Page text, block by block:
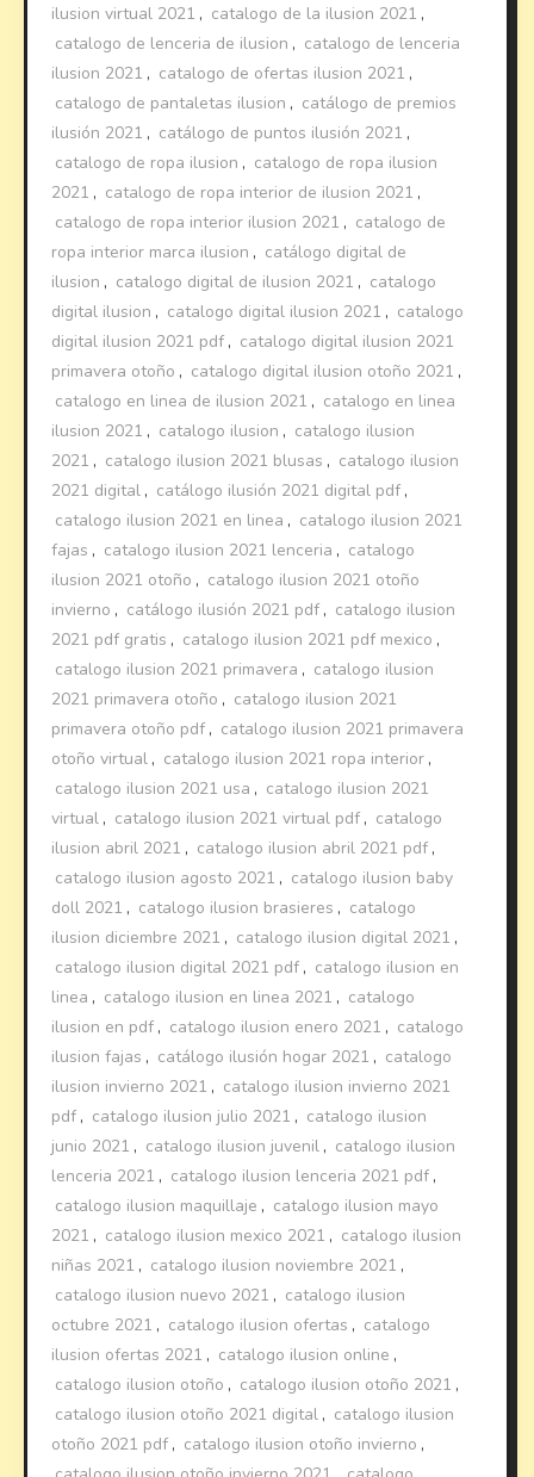
ilusion virtual 2021 , catalogo de la ilusion 2021 ,
catalogo de lenceria de ilusion , catalogo de lenceria
ilusion 2021 , catalogo de ofertas ilusion 2021 ,
catalogo de pantaletas ilusion , catálogo de premios
ilusión 2021 , catálogo de puntos ilusión 2021 ,
catalogo de ropa ilusion , catalogo de ropa ilusion
2021 , catalogo de ropa interior de ilusion 2021 ,
catalogo de ropa interior ilusion 2021 , catalogo de
ropa interior marca ilusion , catálogo digital de
ilusion , catalogo digital de ilusion 2021 , catalogo
digital ilusion , catalogo digital ilusion 2021 , catalogo
digital ilusion 2021 pdf , catalogo digital ilusion 2021
primavera otoño , catalogo digital ilusion otoño 2021 ,
catalogo en linea de ilusion 2021 , catalogo en linea
ilusion 2021 , catalogo ilusion , catalogo ilusion
2021 , catalogo ilusion 2021 blusas , catalogo ilusion
2021 digital , catálogo ilusión 2021 digital pdf ,
catalogo ilusion 2021 en linea , catalogo ilusion 2021
fajas , catalogo ilusion 2021 lenceria , catalogo
ilusion 2021 otoño , catalogo ilusion 2021 otoño
invierno , catálogo ilusión 2021 pdf , catalogo ilusion
2021 pdf gratis , catalogo ilusion 2021 pdf mexico ,
catalogo ilusion 2021 primavera , catalogo ilusion
2021 primavera otoño , catalogo ilusion 2021
primavera otoño pdf , catalogo ilusion 2021 primavera
otoño virtual , catalogo ilusion 2021 ropa interior ,
catalogo ilusion 2021 usa , catalogo ilusion 2021
virtual , catalogo ilusion 2021 virtual pdf , catalogo
ilusion abril 2021 , catalogo ilusion abril 2021 pdf ,
catalogo ilusion agosto 2021 , catalogo ilusion baby
doll 2021 , catalogo ilusion brasieres , catalogo
ilusion diciembre 2021 , catalogo ilusion digital 2021 ,
catalogo ilusion digital 2021 pdf , catalogo ilusion en
linea , catalogo ilusion en linea 2021 , catalogo
ilusion en pdf , catalogo ilusion enero 2021 , catalogo
ilusion fajas , catálogo ilusión hogar 2021 , catalogo
ilusion invierno 2021 , catalogo ilusion invierno 2021
pdf , catalogo ilusion julio 2021 , catalogo ilusion
junio 2021 , catalogo ilusion juvenil , catalogo ilusion
lenceria 2021 , catalogo ilusion lenceria 2021 pdf ,
catalogo ilusion maquillaje , catalogo ilusion mayo
2021 , catalogo ilusion mexico 2021 , catalogo ilusion
niñas 2021 , catalogo ilusion noviembre 2021 ,
catalogo ilusion nuevo 2021 , catalogo ilusion
octubre 2021 , catalogo ilusion ofertas , catalogo
ilusion ofertas 2021 , catalogo ilusion online ,
catalogo ilusion otoño , catalogo ilusion otoño 2021 ,
catalogo ilusion otoño 2021 digital , catalogo ilusion
otoño 2021 pdf , catalogo ilusion otoño invierno ,